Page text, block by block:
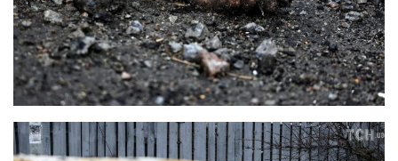
Кримінал
Трагедії
Курйози
Суспільство
Культура